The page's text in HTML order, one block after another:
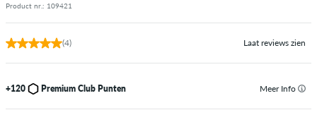
Product nr.: 109421
(4) Laat reviews zien
+120 Premium Club Punten Meer Info